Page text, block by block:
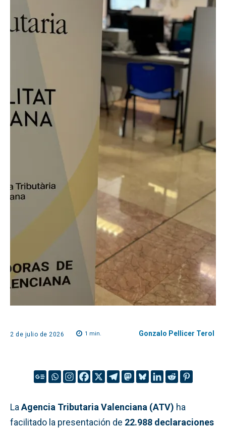
2 de julio de 2026 1 min. Gonzalo Pellicer Terol
La Agencia Tributaria Valenciana (ATV) ha
facilitado la presentación de 22.988 declaraciones